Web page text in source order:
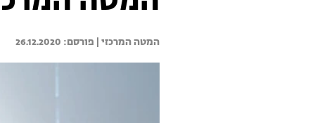
המטה המרכזי | 26.12.2020